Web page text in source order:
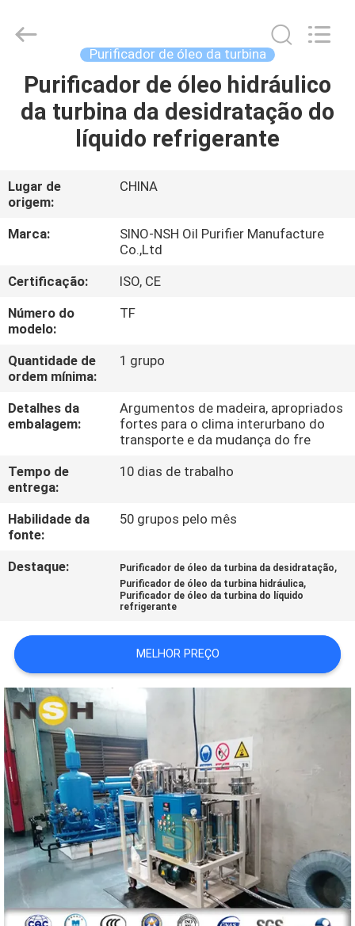
CASA
PRODUTOS
SOBRE
NÓS
DA
FÁBRICA
CONTROLE
QUALIDADE
CONTACTE-
NOS
CITAÇÕES
MAPA
DO
SITE
PRIVACY
POLICY
Purifier
Manufacture
Reserved.
Purificador de óleo da turbina
Purificador de óleo hidráulico
da turbina da desidratação do
líquido refrigerante
Lugar de
origem:
CHINA
Marca:
SINO-NSH Oil Purifier Manufacture
Co.,Ltd
Certificação:
ISO, CE
Número do
modelo:
TF
Quantidade de
ordem mínima:
1 grupo
Detalhes da
embalagem:
Argumentos de madeira, apropriados
fortes para o clima interurbano do
transporte e da mudança do fre
Tempo de
entrega:
10 dias de trabalho
Habilidade da
fonte:
50 grupos pelo mês
Destaque: Purificador de óleo da turbina da desidratação,
Purificador de óleo da turbina hidráulica,
Purificador de óleo da turbina do líquido
refrigerante
MELHOR PREÇO